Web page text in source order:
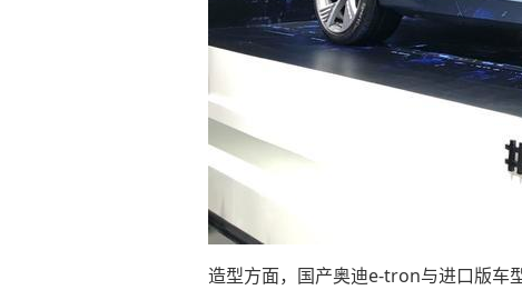
造型方面，国产奥迪e-tron与进口版车